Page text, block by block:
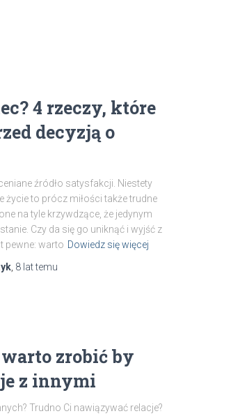
4 rzeczy, które
decyzją o
źródło satysfakcji. Niestety
życie to prócz miłości także trudne
na tyle krzywdzące, że jedynym
Czy da się go uniknąć i wyjść z
pewne: warto Dowiedz się więcej
8 lattemu
zrobić by
z innymi
Trudno Ci nawiązywać relacje?